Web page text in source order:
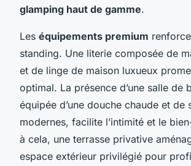
glamping haut de gamme.
Les équipements premium
standing. Une literie composée de
et de linge de maison luxueux
optimal. La présence d’une salle de
équipée d’une douche chaude et de
modernes, facilite l’intimité et le
à cela, une terrasse privative
espace extérieur privilégié pour